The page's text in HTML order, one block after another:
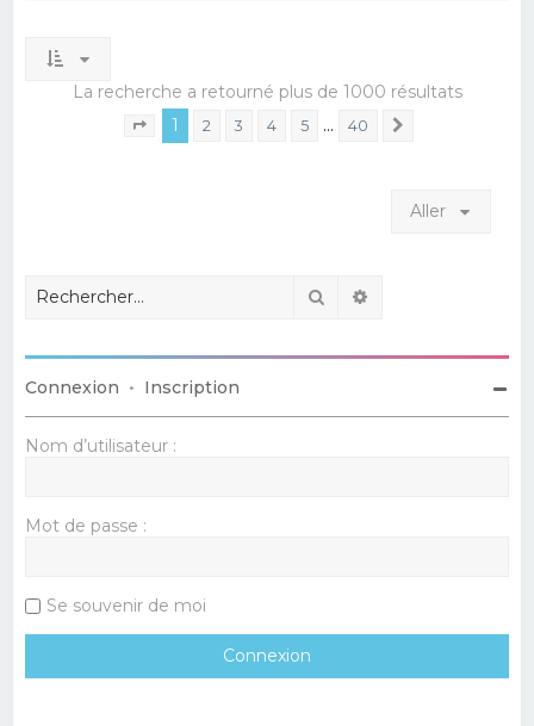
La recherche a retourné plus de 1000 résultats
Page sur 40
1 2 3 4 5 … 40
Aller
Rechercher
Connexion • Inscription
Nom d’utilisateur :
Mot de passe :
Se souvenir de moi